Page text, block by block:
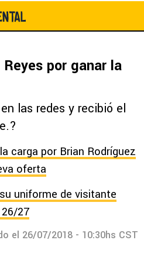
por ganar la
las redes y recibió el
carga por Brian Rodríguez
oferta
uniforme de visitante
27
el 26/07/2018 - 10:30hs CST